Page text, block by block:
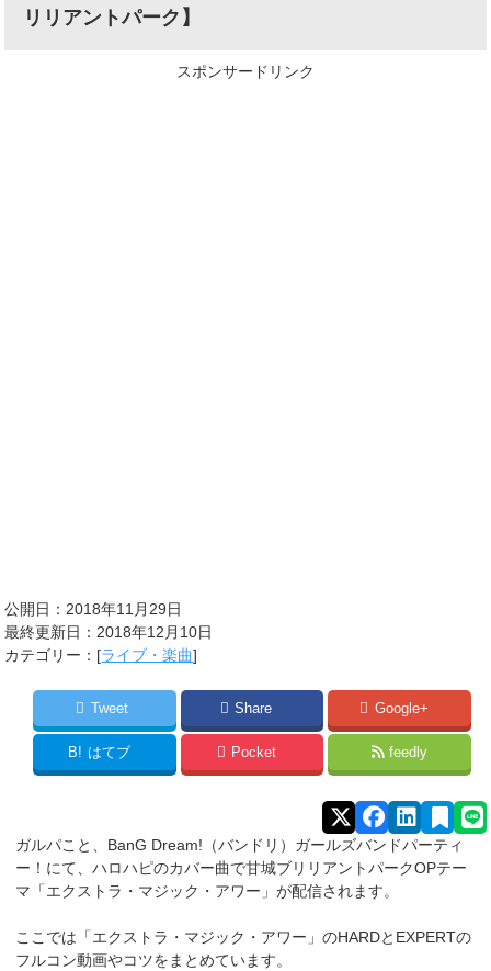
リリアントパーク】
スポンサードリンク
公開日：2018年11月29日
最終更新日：2018年12月10日
カテゴリー：[ライブ・楽曲]
Tweet Share Google+
B! はてブ Pocket feedly
ガルパこと、BanG Dream!（バンドリ）ガールズバンドパーティ
ー！にて、ハロハピのカバー曲で甘城ブリリアントパークOPテー
マ「エクストラ・マジック・アワー」が配信されます。
ここでは「エクストラ・マジック・アワー」のHARDとEXPERTの
フルコン動画やコツをまとめています。